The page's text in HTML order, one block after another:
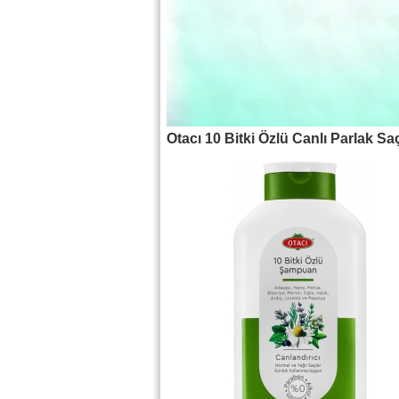
Otacı 10 Bitki Özlü Canlı Parlak